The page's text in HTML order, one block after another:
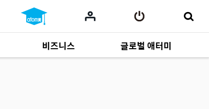
비즈니스
사업 자료165
글로벌 애터미